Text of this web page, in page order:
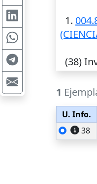
1.
(38)
1
U. Info.
38